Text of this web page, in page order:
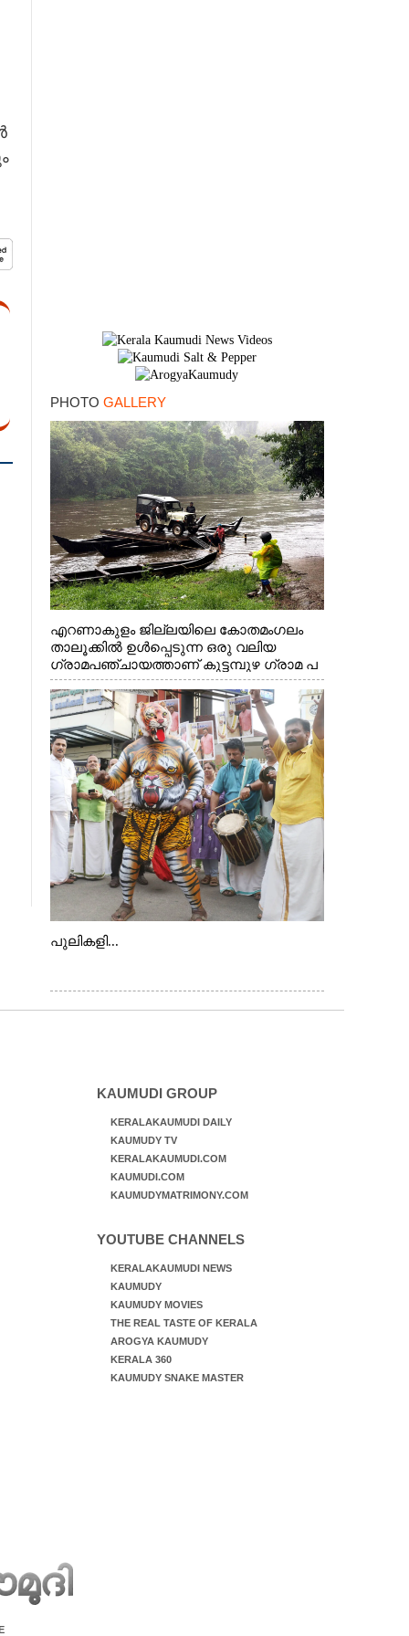
PHOTO GALLERY
എറണാകുളം ജില്ലയിലെ കോതമംഗലം
താലൂക്കിൽ ഉൾപ്പെടുന്ന ഒരു വലിയ
ഗ്രാമപഞ്ചായത്താണ് കുട്ടമ്പുഴ ഗ്രാമ പ
ഞ്ചായത്ത്. ആദിവാസി ഊരുകളായ
വെള്ളാരംകുത്ത്, കത്തിപ്പാറ, ഉറിയംപെട്ടി,
തേക്കല്ല്, വെട്ടിക്കല്ല്, മഞ്ചപ്പാറ എന്നീ
ആറു സ്ഥലങ്ങളിലേക്കുള്ള പ്രധാന
സഞ്ചാര മാർഗമാണ് ഈ കാണുന്ന
കടത്ത് വള്ളം
പുലികളി...
KAUMUDI GROUP
KERALAKAUMUDI DAILY
KAUMUDY TV
KERALAKAUMUDI.COM
KAUMUDI.COM
KAUMUDYMATRIMONY.COM
YOUTUBE CHANNELS
KERALAKAUMUDI NEWS
KAUMUDY
KAUMUDY MOVIES
THE REAL TASTE OF KERALA
AROGYA KAUMUDY
KERALA 360
KAUMUDY SNAKE MASTER